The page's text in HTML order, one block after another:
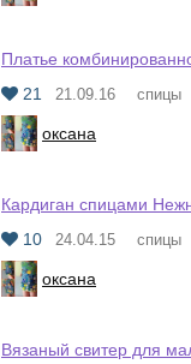
Платье
21
21.09.16 спицы
оксана
Кардиган спицами
10
24.04.15 спицы
оксана
Вязаный свитер для